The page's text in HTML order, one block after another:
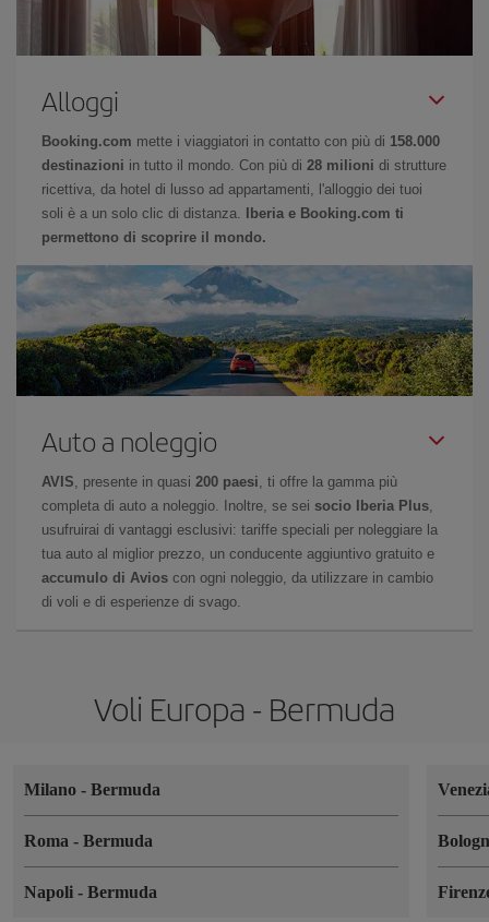
Alloggi
Booking.com mette i viaggiatori in contatto con più di 158.000
destinazioni in tutto il mondo. Con più di 28 milioni di strutture
ricettiva, da hotel di lusso ad appartamenti, l'alloggio dei tuoi
soli è a un solo clic di distanza.
Iberia e Booking.com ti
permettono di scoprire il mondo.
Auto a noleggio
AVIS , presente in quasi 200 paesi , ti offre la gamma più
completa di auto a noleggio. Inoltre, se sei socio Iberia Plus
usufruirai di vantaggi esclusivi: tariffe speciali per noleggiare la
tua auto al miglior prezzo, un conducente aggiuntivo gratuito e
accumulo di Avios con ogni noleggio, da utilizzare in cambio
di voli e di esperienze di svago.
Voli Europa - Bermuda
Milano - Bermuda
Roma - Bermuda
Napoli - Bermuda